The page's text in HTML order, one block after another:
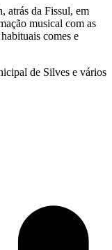
atrás da Fissul, em
musical com as
comes e
de Silves e vários